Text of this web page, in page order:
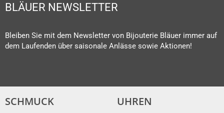
BLÄUER NEWSLETTER
Bleiben Sie mit dem Newsletter von Bijouterie Bläuer immer auf
dem Laufenden über saisonale Anlässe sowie Aktionen!
SCHMUCK UHREN